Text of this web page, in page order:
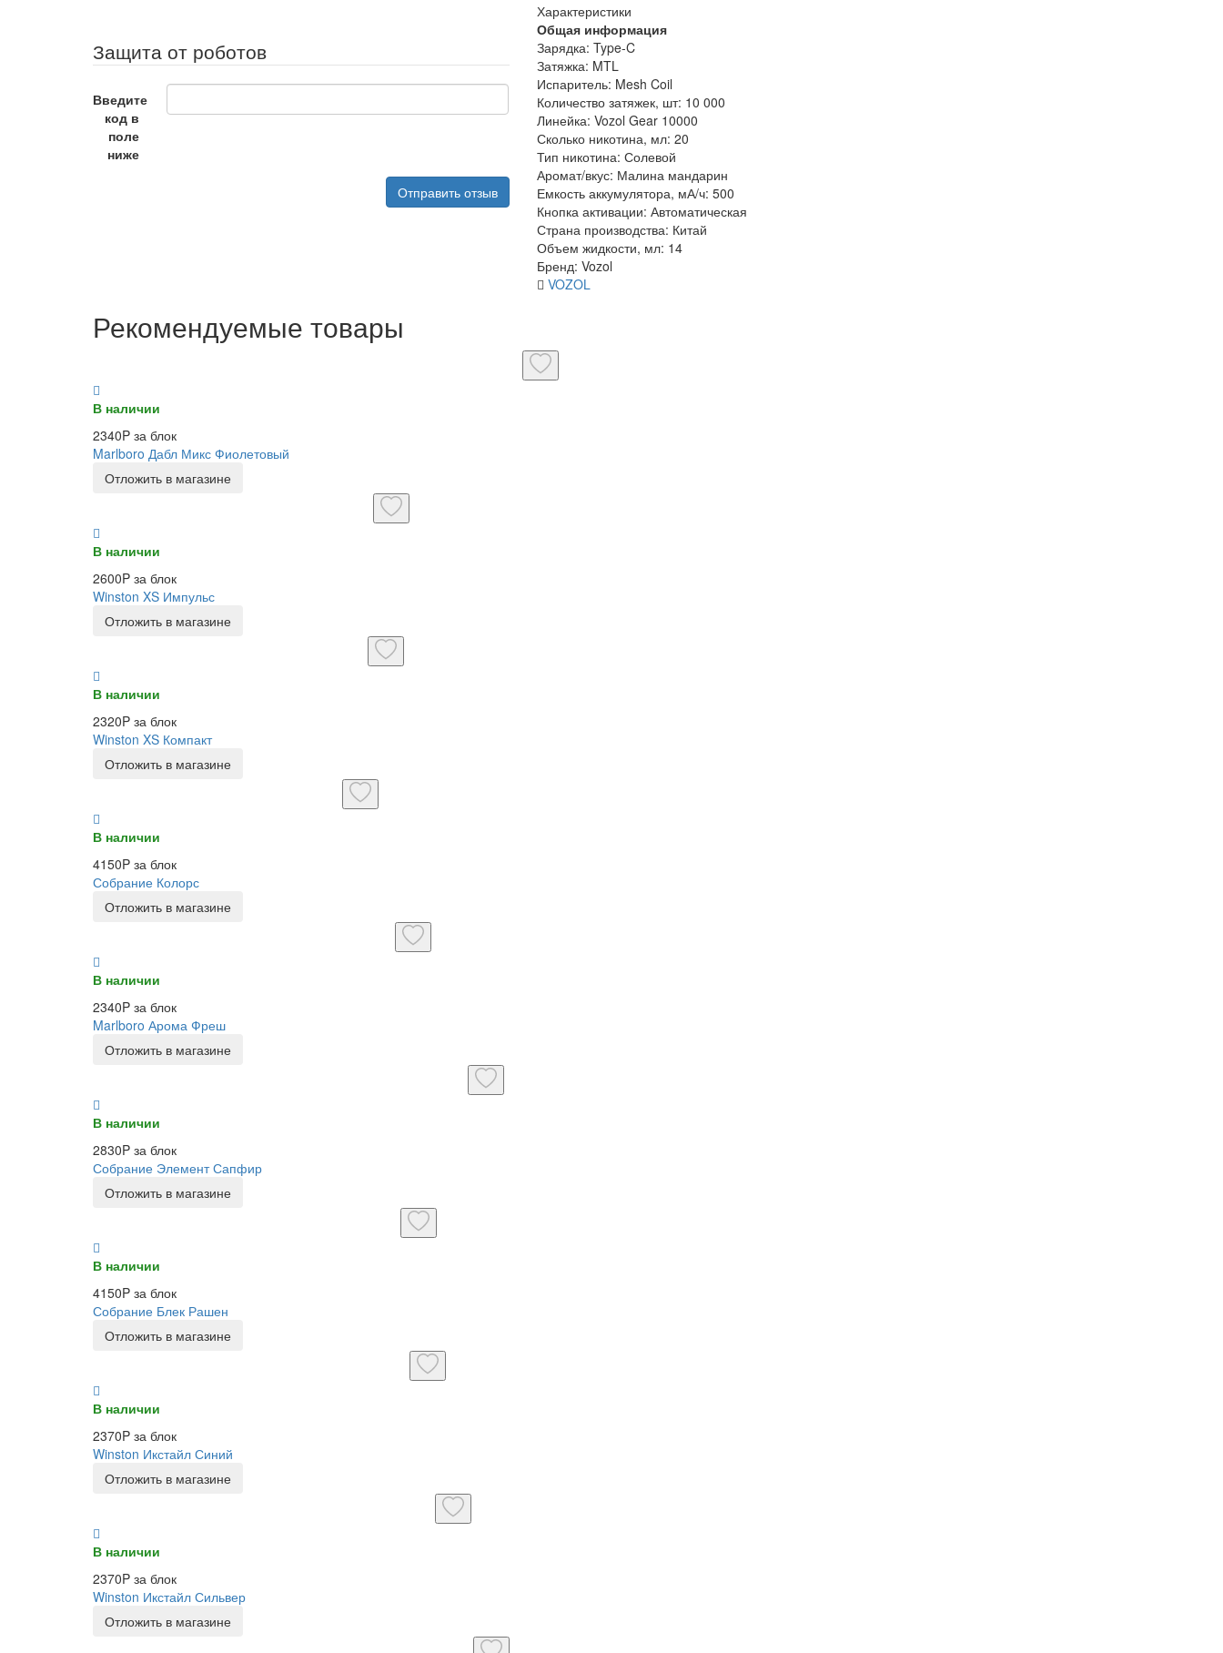
Защита от роботов
Введите
код в
поле
ниже
Отправить отзыв
Характеристики
Общая информация
Зарядка: Type-C
Затяжка: MTL
Испаритель: Mesh Coil
Количество затяжек, шт: 10 000
Линейка: Vozol Gear 10000
Сколько никотина, мл: 20
Тип никотина: Солевой
Аромат/вкус: Малина мандарин
Емкость аккумулятора, мА/ч: 500
Кнопка активации: Автоматическая
Страна производства: Китай
Объем жидкости, мл: 14
Бренд: Vozol
VOZOL
Рекомендуемые товары
В наличии
2340P за блок
Marlboro Дабл Микс Фиолетовый
Отложить в магазине
В наличии
2600P за блок
Winston XS Импульс
Отложить в магазине
В наличии
2320P за блок
Winston XS Компакт
Отложить в магазине
В наличии
4150P за блок
Собрание Колорс
Отложить в магазине
В наличии
2340P за блок
Marlboro Арома Фреш
Отложить в магазине
В наличии
2830P за блок
Собрание Элемент Сапфир
Отложить в магазине
В наличии
4150P за блок
Собрание Блек Рашен
Отложить в магазине
В наличии
2370P за блок
Winston Икстайл Синий
Отложить в магазине
В наличии
2370P за блок
Winston Икстайл Сильвер
Отложить в магазине